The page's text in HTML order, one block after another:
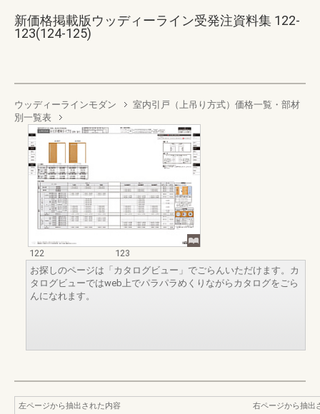
新価格掲載版ウッディーライン受発注資料集 122-
123(124-125)
ウッディーラインモダン
室内引戸（上吊り方式）価格一覧・部材
別一覧表
122
123
お探しのページは「カタログビュー」でごらんいただけます。カ
タログビューではweb上でパラパラめくりながらカタログをごら
んになれます。
左ページから抽出された内容
右ページから抽出